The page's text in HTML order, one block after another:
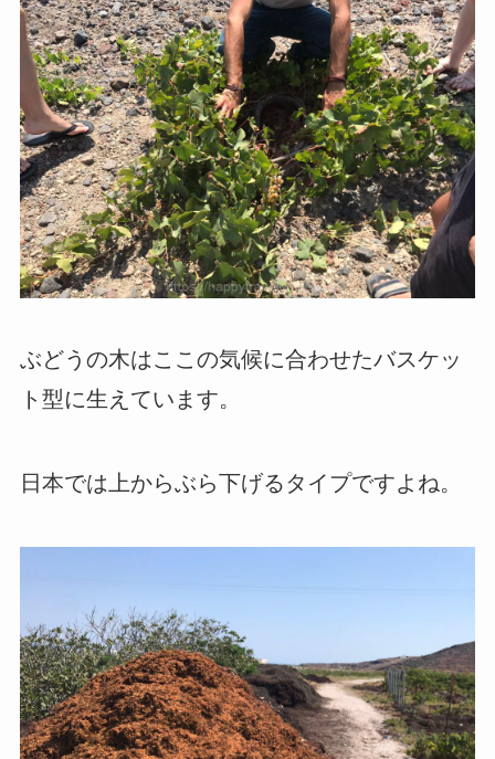
ぶどうの木はここの気候に合わせたバスケッ
ト型に生えています。
日本では上からぶら下げるタイプですよね。